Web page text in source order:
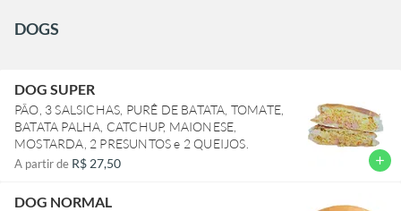
DOGS
DOG SUPER
PÃO, 3 SALSICHAS, PURÊ DE BATATA, TOMATE,
BATATA PALHA, CATCHUP, MAIONESE,
MOSTARDA, 2 PRESUNTOS e 2 QUEIJOS.
A partir de R$ 27,50 add
DOG NORMAL